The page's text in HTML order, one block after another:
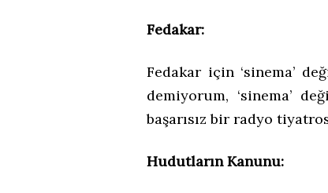
Fedakar:
Fedakar için ‘sinema’
demiyorum, ‘sinema’
başarısız bir radyo
Hudutların Kanunu: